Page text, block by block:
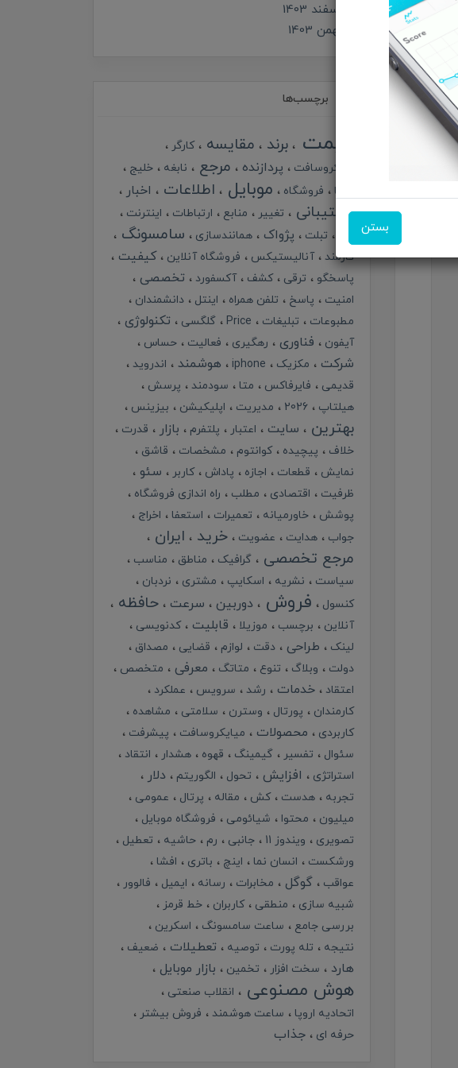
بستن
اسفند 1403
بهمن 1403
برچسب‌ها
قیمت برند مقایسه
کارگر
مایکروسافت
پردازنده مرجع نابغه
خلیج
گرما
فروشگاه موبایل اطلاعات اخبار
پشتیبانی تغییر منابع ارتباطات
اینترنت
تبلت پژواک همانندسازی سامسونگ
کارمند آنالیستیکس فروشگاه آنلاین کیفیت
پاسخگو ترقی کشف آکسفورد تخصصی
امنیت پاسخ تلفن همراه اینتل
دانشمندان
مطبوعات
تبلیغات Price گلگسی تکنولوژی
آیفون فناوری رهگیری فعالیت حساس
شرکت مکزیک iphone هوشمند
اندروید
قدیمی
فایرفاکس متا سودمند
پرسش
هیلتاپ
2026 مدیریت اپلیکیشن بیزینس
بهترین سایت اعتبار پلتفرم بازار
قدرت
خلاف
پیچیده کوانتوم مشخصات
قاشق
نمایش
قطعات اجازه پاداش کاربر سئو
ظرفیت اقتصادی مطلب
راه اندازی فروشگاه
پوشش
خاورمیانه تعمیرات استعفا
اخراج
جواب
هدایت عضویت خرید
ایران
مرجع تخصصی
گرافیک مناطق
مناسب
سیاست
نشریه اسکایپ مشتری
نردبان
کنسول
فروش دوربین سرعت حافظه
آنلاین برچسب موزیلا قابلیت
کدنویسی
لینک
طراحی دقت لوازم قضایی
مصداق
دولت
وبلاگ تنوع متاتگ معرفی
متخصص
اعتقاد
خدمات رشد سرویس
عملکرد
کارمندان
پورتال وسترن سلامتی
مشاهده
کاربردی
محصولات میایکروسافت
پیشرفت
سئوال
تفسیر گیمینگ قهوه هشدار
انتقاد
استراتژی
افزایش تحول الگوریتم دلار
تجربه هدست کش مقاله پرتال
عمومی
میلیون
محتوا شیائومی
فروشگاه موبایل
تصویری
ویندوز 11 جانبی رم حاشیه
تعطیل
ورشکست
انسان نما اینچ باتری
افشا
عواقب
گوگل مخابرات رسانه ایمیل
فالوور
شبیه سازی
منطقی کاربران
خط قرمز
بررسی جامع
ساعت سامسونگ
اسکرین
نتیجه
تله پورت توصیه تعطیلات ضعیف
هارد سخت افزار تخمین بازار موبایل
هوش مصنوعی
انقلاب صنعتی
اتحادیه اروپا
ساعت هوشمند
فروش بیشتر
حرفه ای
جذاب